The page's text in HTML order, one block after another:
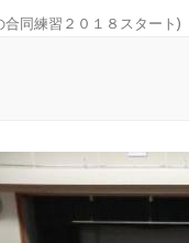
合同練習２０１８スタート )